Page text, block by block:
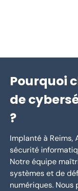
Pourquoi
de
?
Implanté à Reims,
sécurité
Notre équipe
systèmes et de
numériques. Nous